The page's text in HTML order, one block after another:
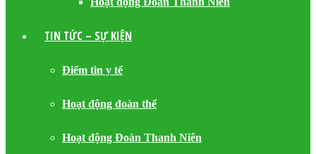
TIN TỨC – SỰ KIỆN
Điểm tin y tế
Hoạt động đoàn thể
Hoạt động Đoàn Thanh Niên